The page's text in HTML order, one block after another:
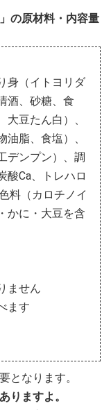
の原材料・内容量
身（イトヨリダ
酒、砂糖、食
豆たん白）、
脂、食塩）、
デンプン）、調
酸Ca、トレハロ
料（カロチノイ
かに・大豆を含
ません
ます
となります。
りますよ。